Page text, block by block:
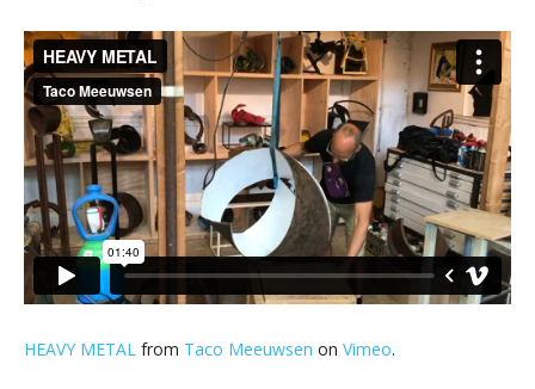
HEAVY METAL from Taco Meeuwsen on Vimeo.